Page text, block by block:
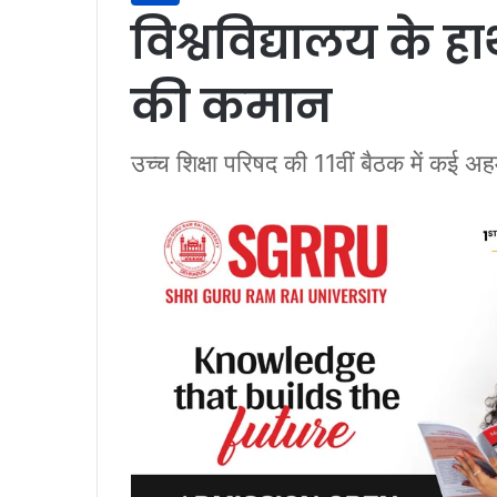
विश्वविद्यालय के
की कमान
उच्च शिक्षा परिषद की 11वीं बैठक में कई